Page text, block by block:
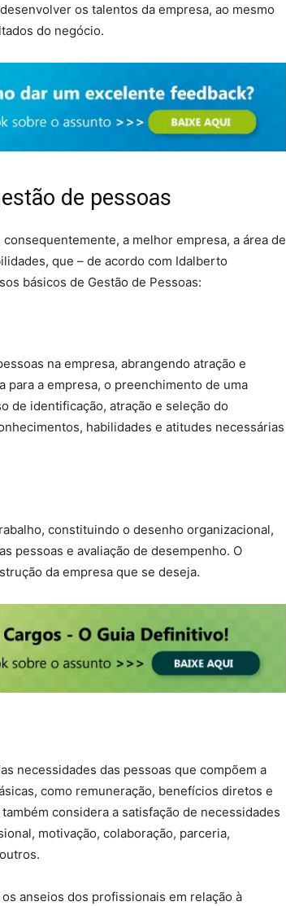
os talentos da empresa, ao mesmo
do negócio.
de pessoas
a melhor empresa, a área de
que – de acordo com Idalberto
básicos de Gestão de Pessoas:
na empresa, abrangendo atração e
a empresa, o preenchimento de uma
de identificação, atração e seleção do
habilidades e atitudes necessárias
constituindo o desenho organizacional,
pessoas e avaliação de desempenho. O
da empresa que se deseja.
necessidades das pessoas que compõem a
como remuneração, benefícios diretos e
considera a satisfação de necessidades
motivação, colaboração, parceria,
anseios dos profissionais em relação à